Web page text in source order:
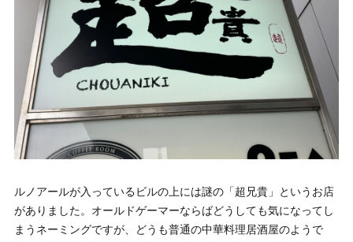
ルノアールが入っているビルの上には謎の「超兄貴」というお店
がありました。オールドゲーマーならばどうしても気になってし
まうネーミングですが、どうも普通の中華料理居酒屋のようで